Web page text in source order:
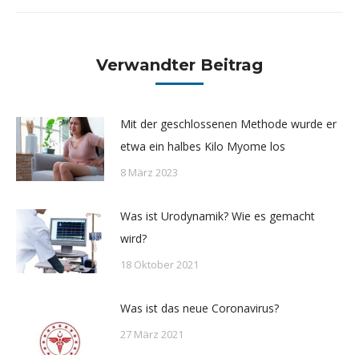
Verwandter Beitrag
Mit der geschlossenen Methode wurde er
etwa ein halbes Kilo Myome los
8 März 2023
Was ist Urodynamik? Wie es gemacht
wird?
18 Oktober 2021
Was ist das neue Coronavirus?
27 März 2021